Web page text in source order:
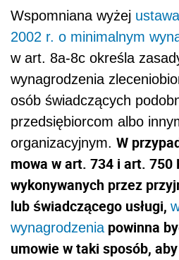
Wspomniana wyżej
2002 r. o minimalnym
w art. 8a-8c określa
wynagrodzenia
osób świadczących
przedsiębiorcom albo
organizacyjnym. W
mowa w art. 734 i art. 750
wykonywanych przez
lub świadczącego usługi,
wynagrodzeniapowinna
umowie w taki sposób,